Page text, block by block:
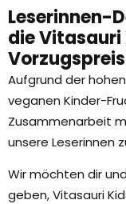
Leserinnen-
die Vitasauri
Aufgrund der
veganen Kinder-
Zusammenarbeit
unsere Leserinnen
Wir möchten dir
geben, Vitasauri